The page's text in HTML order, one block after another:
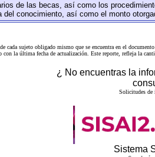
de las becas, así como los
del conocimiento, así como el monto
cada sujeto obligado mismo que se encuentra en el documento
con la última fecha de actualización. Este reporte, refleja la
¿ No encuentras la
Solicitudes de
Sistema